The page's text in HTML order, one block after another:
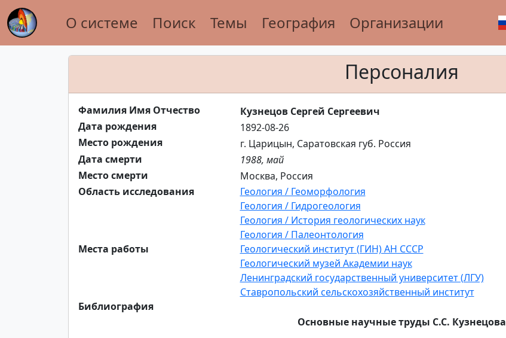
О системе Поиск Темы География Организации
Персоналия
Фамилия Имя Отчество
Кузнецов Сергей Сергеевич
Дата рождения
1892-08-26
Место рождения
г. Царицын, Саратовская губ. Россия
Дата смерти
1988, май
Место смерти
Москва, Россия
Область исследования
Геология / Геоморфология
Геология / Гидрогеология
Геология / История геологических наук
Геология / Палеонтология
Места работы
Геологический институт (ГИН) АН СССР
Геологический музей Академии наук
Ленинградский государственный университет (ЛГУ)
Ставропольский сельскохозяйственный институт
Библиография
Основные научные труды С.С. Кузнецова